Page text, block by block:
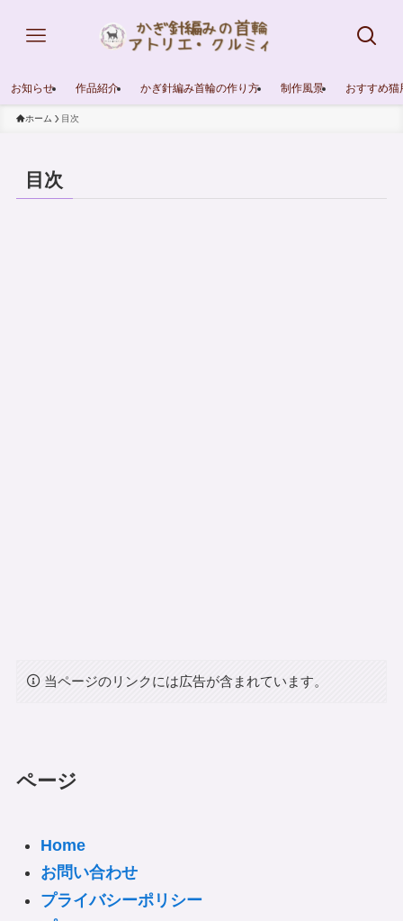
お知らせ 作品紹介 かぎ針編み首輪の作り方 制作風景 おすすめ猫
ホーム 目次
目次
当ページのリンクには広告が含まれています。
ページ
Home
お問い合わせ
プライバシーポリシー